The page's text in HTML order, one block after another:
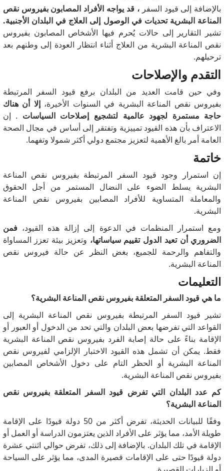
بالإضافة إلى قيود السفر، قد يواجه الأفراد المصابون بفيروس نقص
المناعة البشرية تحديات في الوصول إلى العلاج في البلدان الأجنبية.
تشير التقارير إلى حالات يُحرم فيها الأشخاص المصابون بفيروس
نقص المناعة البشرية من العلاج أثناء انتظار العودة إلى وطنهم بعد
ترحيلهم.
التقدم والإصلاحات
وفي حين قامت العديد من البلدان برفع قيود السفر المرتبطة
بفيروس نقص المناعة البشرية في السنوات الأخيرة،إلا أن هناك
حاجة مستمرة لجهود عالمية لتشجيع إصلاحات السياسات . إن
الاعتراف بأن هذه القيود تمييزية وتفتقر إلى أساس في مجال الصحة
العامة أمر بالغ الأهمية لتعزيز مجتمع دولي أكثر شمولا وتفهما.
خاتمة
إن استمرار وجود قيود السفر المرتبطة بفيروس نقص المناعة
البشرية يسلط الضوء على النضال المستمر من أجل الحقوق
والمعاملة المتساوية للأفراد المصابين بفيروس نقص المناعة
البشرية.
ومع استمرار المنظمات في الدعوة إلى إزالة هذه القيود،فمن
الضروري أن تعيد الدول تقييم سياساتها، وتعزيز بيئة تعزز المساواة
والتفاهم والرحمة للجميع، بغض النظر عن حالة فيروس نقص
المناعة البشرية.
التعليمات
ما هي قيود السفر المتعلقة بفيروس نقص المناعة البشرية؟
تشير قيود السفر المرتبطة بفيروس نقص المناعة البشرية إلى
القواعد التي تفرضها بعض البلدان والتي تحد من الدخول أو العبور أو
الإقامة بناءً على حالة إصابة الفرد بفيروس نقص المناعة البشرية
فقط. يمكن أن تشمل هذه القيود الاختبار الإلزامي لفيروس نقص
المناعة البشرية أو الحظر التام على دخول الأشخاص المصابين
بفيروس نقص المناعة البشرية.
كم عدد البلدان التي تفرض قيود السفر المتعلقة بفيروس نقص
المناعة البشرية؟
وفقًا للبيانات الحديثة، تفرض أكثر من 50 دولة قيودًا على الإقامة
طويلة الأمد، مما يؤثر على الأفراد الذين يعتزمون الدراسة أو العمل أو
الإقامة في تلك البلدان. بالإضافة إلى ذلك، تفرض حوالي اثنتي عشرة
دولة قيودًا حتى على الإقامات قصيرة المدى، مما يؤثر على السياحة